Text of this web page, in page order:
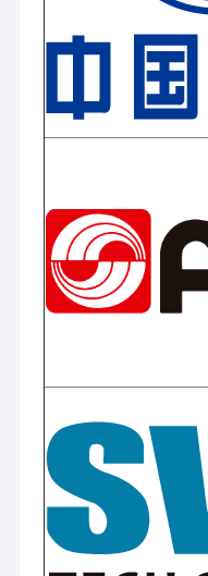
Περίπου εμείς
Γύρος εργοστασίων
Μας ελάτε σε επαφή
μηχανή
πλαστική μηχανή
Μηχανή
2007 και μετακόμισε
new factory with
technology has
the industry leader in
increasing market
industry.
εξοπλισμού και
συνέχεια να
προδιαγραφές και
ποιότητα του
ταχεία έναρξη
πιο ποιοτικά
πελάτες παγκοσμίως.
Στην Laiyi, είμαστε
τους πελάτες μας να
Είμαστε παθιασμένοι
επιστήμη της
παθιασμένοι με τη